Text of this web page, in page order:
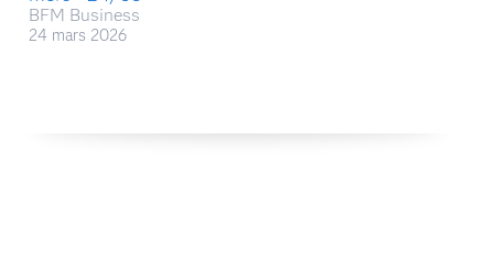
BFM Business
24 mars 2026